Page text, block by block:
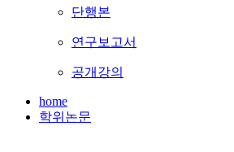
단행본
연구보고서
공개강의
home
학위논문